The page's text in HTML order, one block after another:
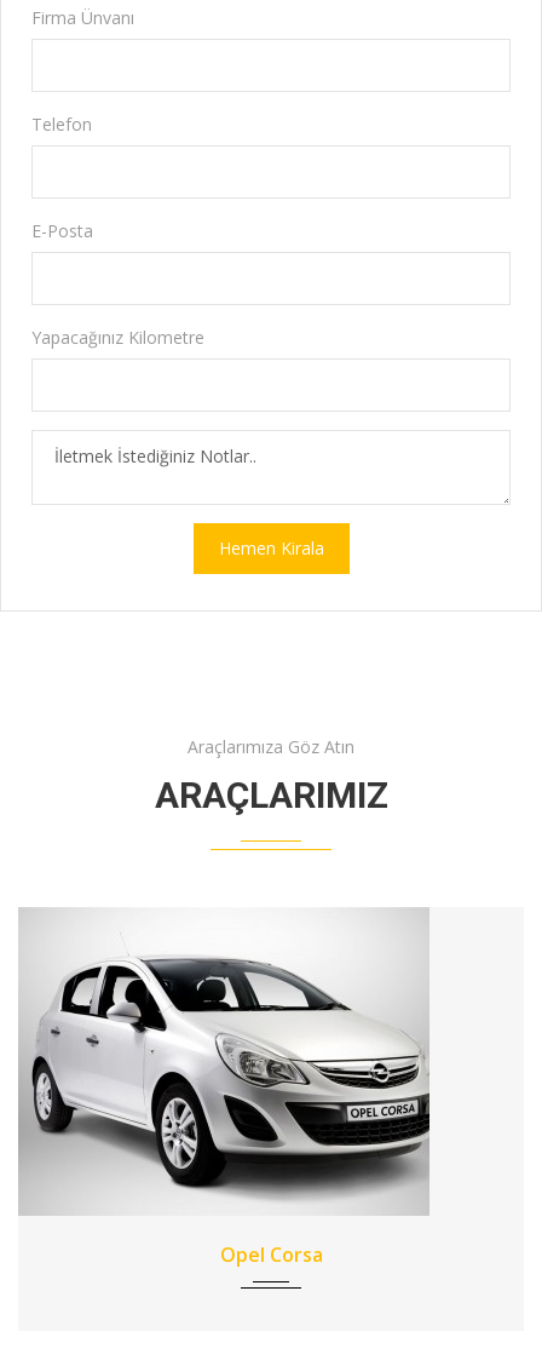
Firma Ünvanı
Telefon
E-Posta
Yapacağınız Kilometre
Hemen Kirala
Araçlarımıza Göz Atın
ARAÇLARIMIZ
Opel Corsa